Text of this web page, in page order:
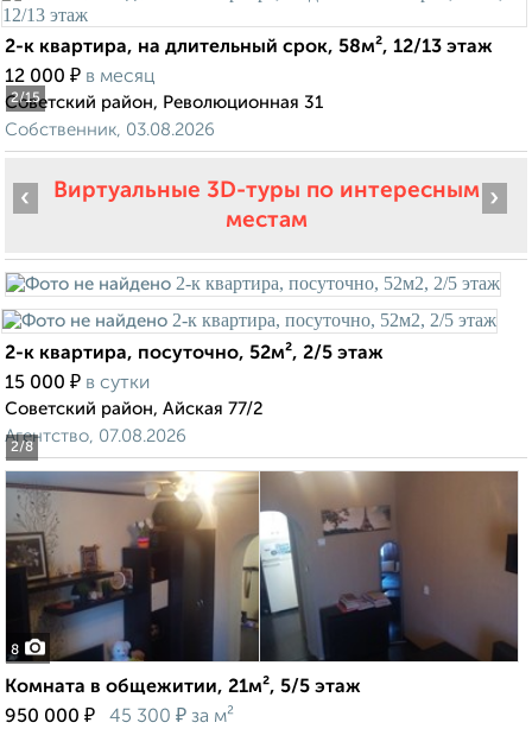
2/15
2-к квартира, на длительный срок, 58м², 12/13 этаж
12 000 ₽ в месяц
Советский район, Революционная 31
Собственник, 03.08.2026
Виртуальные 3D-туры по интересным
местам
2/8
‹ ›
2-к квартира, посуточно, 52м², 2/5 этаж
15 000 ₽ в сутки
Советский район, Айская 77/2
Агентство, 07.08.2026
8
Комната в общежитии, 21м², 5/5 этаж
950 000 ₽ 45 300 ₽ за м²